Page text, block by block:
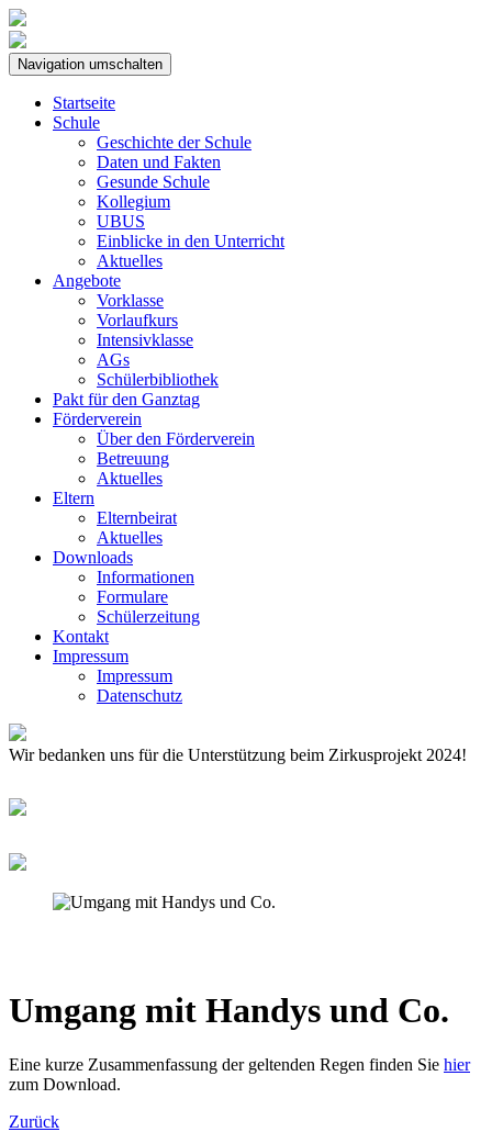
Navigation umschalten
Startseite
Schule
Geschichte der Schule
Daten und Fakten
Gesunde Schule
Kollegium
UBUS
Einblicke in den Unterricht
Aktuelles
Angebote
Vorklasse
Vorlaufkurs
Intensivklasse
AGs
Schülerbibliothek
Pakt für den Ganztag
Förderverein
Über den Förderverein
Betreuung
Aktuelles
Eltern
Elternbeirat
Aktuelles
Downloads
Informationen
Formulare
Schülerzeitung
Kontakt
Impressum
Impressum
Datenschutz
Wir bedanken uns für die Unterstützung beim Zirkusprojekt 2024!
Umgang mit Handys und Co.
Eine kurze Zusammenfassung der geltenden Regen finden Sie hier
zum Download.
Zurück